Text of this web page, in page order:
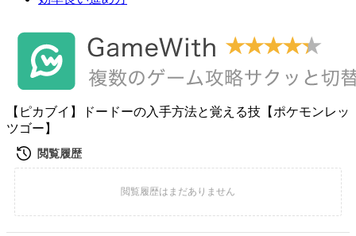
【ピカブイ】ドードーの入手方法と覚える技【ポケモンレッ
ツゴー】